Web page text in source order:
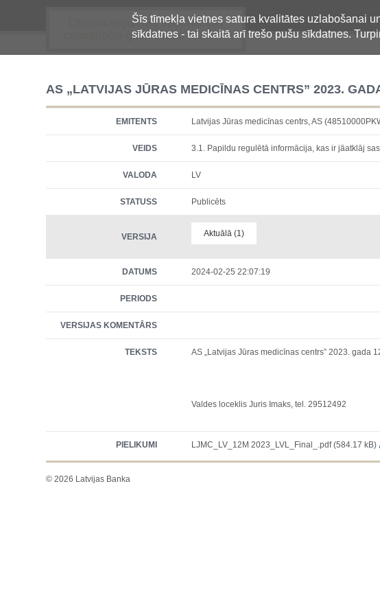
Šīs tīmekļa vietnes satura kvalitātes uzlabošanai
sīkdatnes - tai skaitā arī trešo pušu sīkdatnes.
Oficiālā regulētās informācijas
centralizētā glabāšanas sistēma
AS „LATVIJAS JŪRAS MEDICĪNAS CENTRS” 2023.
EMITENTS Latvijas Jūras medicīnas centrs, AS
VEIDS 3.1. Papildu regulētā informācija, kas ir jāatklāj
VALODA LV
STATUSS Publicēts
VERSIJA Aktuālā (1)
DATUMS 2024-02-25 22:07:19
PERIODS
VERSIJAS KOMENTĀRS
TEKSTS AS „Latvijas Jūras medicīnas centrs” 2023. gada
Valdes loceklis Juris Imaks, tel. 29512492
PIELIKUMI LJMC_LV_12M 2023_LVL_Final_.pdf (584.17 kB)
© 2026 Latvijas Banka